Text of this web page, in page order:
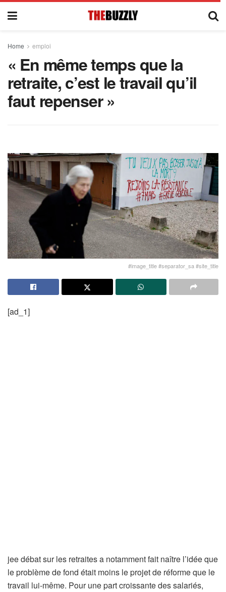
Home emploi
« En même temps que la
retraite, c’est le travail qu’il
faut repenser »
#image_title #separator_sa #site_title
[ad_1]
jee débat sur les retraites a notamment fait naître l’idée que
le problème de fond était moins le projet de réforme que le
travail lui-même. Pour une part croissante des salariés,